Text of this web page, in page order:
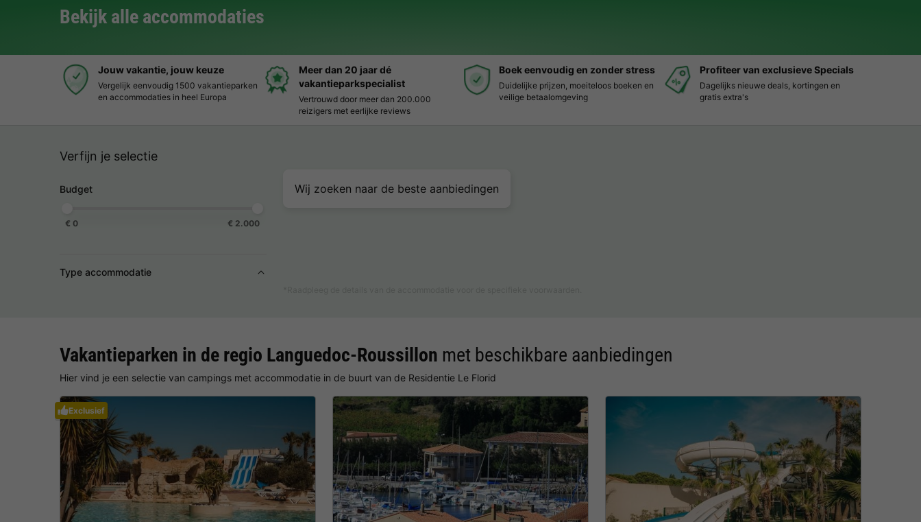
Bekijk alle accommodaties
Jouw vakantie, jouw keuze
Vergelijk eenvoudig 1500 vakantieparken
en accommodaties in heel Europa
Meer dan 20 jaar dé
vakantieparkspecialist
Vertrouwd door meer dan 200.000
reizigers met eerlijke reviews
Boek eenvoudig en zonder stress
Duidelijke prijzen, moeiteloos boeken en
veilige betaalomgeving
Profiteer van exclusieve Specials
Dagelijks nieuwe deals, kortingen en
gratis extra's
Verfijn je selectie
Budget
€ 0 € 2.000
Type accommodatie
Wij zoeken naar de beste aanbiedingen
Vakantieparken in de regio Languedoc-Roussillon met beschikbare aanbiedingen
Hier vind je een selectie van campings met accommodatie in de buurt van de Residentie Le Florid
Exclusief